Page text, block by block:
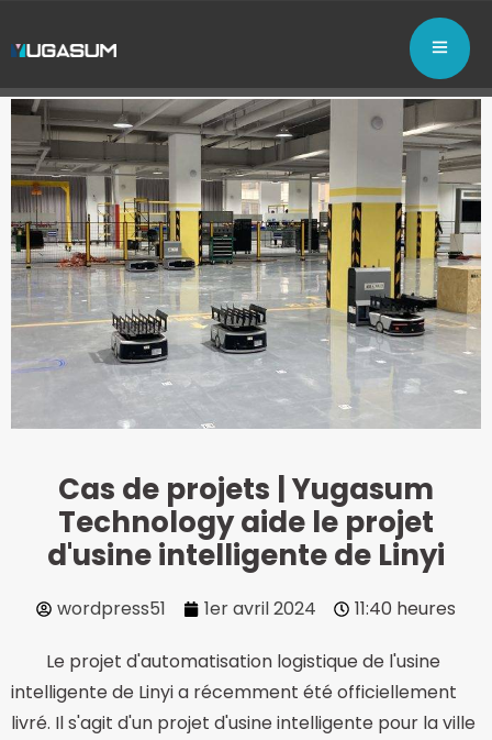
Cas de projets | Yugasum
Technology aide le projet
d'usine intelligente de Linyi
wordpress51 1er avril 2024 11:40 heures
Le projet d'automatisation logistique de l'usine
intelligente de Linyi a récemment été officiellement
livré. Il s'agit d'un projet d'usine intelligente pour la ville